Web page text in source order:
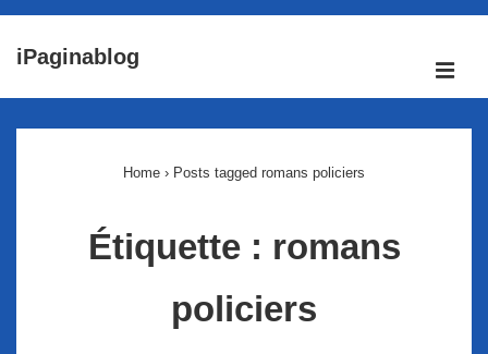
passer
iPaginablog
Home › Posts tagged romans policiers
Étiquette : romans
policiers